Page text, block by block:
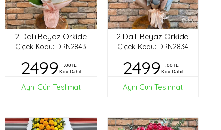
2 Dallı Beyaz Orkide
Çiçek Kodu: DRN2843
2499
,00TL
Kdv Dahil
Aynı Gün Teslimat
2 Dallı Beyaz Orkide
Çiçek Kodu: DRN2834
2499
,00TL
Kdv Dahil
Aynı Gün Teslimat